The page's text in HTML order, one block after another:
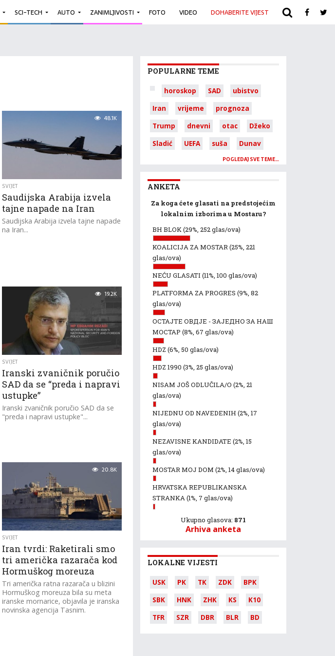
SCI-TECH AUTO ZANIMLJIVOSTI FOTO VIDEO DOHABERITE VIJEST ARHIVA
48.1K
SVIJET
Saudijska Arabija izvela
tajne napade na Iran
Saudijska Arabija izvela tajne napade
na Iran...
19.2K
SVIJET
Iranski zvaničnik poručio
SAD da se “preda i napravi
ustupke”
Iranski zvaničnik poručio SAD da se
"preda i napravi ustupke"...
20.8K
SVIJET
Iran tvrdi: Raketirali smo
tri američka razarača kod
Hormuškog moreuza
Tri američka ratna razarača u blizini
Hormuškog moreuza bila su meta
iranske mornarice, objavila je iranska
novinska agencija Tasnim.
POPULARNE TEME
horoskop SAD
ubistvo
Iran
vrijeme
prognoza
Trump
dnevni otac
Džeko
Sladić
UEFA suša Dunav
POGLEDAJ SVE TEME…
ANKETA
Za koga ćete glasati na predstojećim
lokalnim izborima u Mostaru?
BH BLOK(29%, 252 glas/ova)
KOALICIJA ZA MOSTAR(25%, 221
glas/ova)
NEĆU GLASATI (11%, 100 glas/ova)
PLATFORMA ZA PROGRES (9%, 82
glas/ova)
ОСТАЈТЕ ОВДЈЕ - ЗАЈЕДНО ЗА НАШ
МОСТАР (8%, 67 glas/ova)
HDZ (6%, 50 glas/ova)
HDZ 1990 (3%, 25 glas/ova)
NISAM JOŠ ODLUČILA/O (2%, 21
glas/ova)
NIJEDNU OD NAVEDENIH (2%, 17
glas/ova)
NEZAVISNE KANDIDATE (2%, 15
glas/ova)
MOSTAR MOJ DOM (2%, 14 glas/ova)
HRVATSKA REPUBLIKANSKA
STRANKA(1%, 7 glas/ova)
Ukupno glasova: 871
Arhiva anketa
LOKALNE VIJESTI
USK PK TK ZDK
BPK
SBK
HNK ZHK KS
K10
TFR
SZR DBR BLR BD